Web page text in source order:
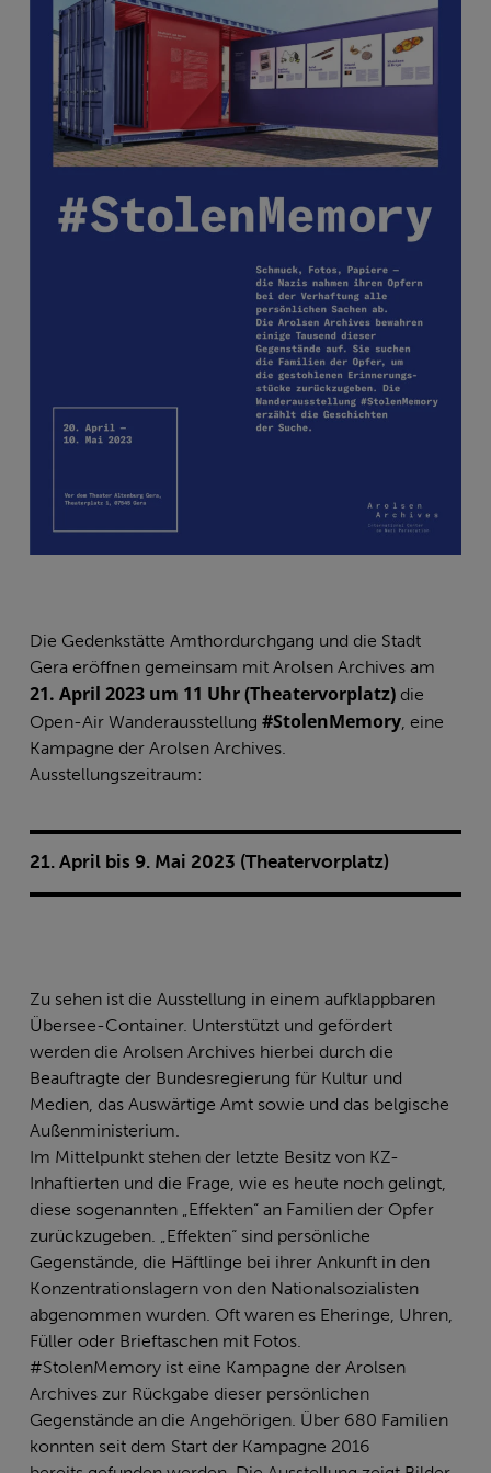
Die Gedenkstätte Amthordurchgang und die Stadt
Gera eröffnen gemeinsam mit Arolsen Archives am
21. April 2023 um 11 Uhr (Theatervorplatz) die
Open-Air Wanderausstellung #StolenMemory, eine
Kampagne der Arolsen Archives.
Ausstellungszeitraum:
21. April bis 9. Mai 2023 (Theatervorplatz)
Zu sehen ist die Ausstellung in einem aufklappbaren
Übersee-Container. Unterstützt und gefördert
werden die Arolsen Archives hierbei durch die
Beauftragte der Bundesregierung für Kultur und
Medien, das Auswärtige Amt sowie und das belgische
Außenministerium.
Im Mittelpunkt stehen der letzte Besitz von KZ-
Inhaftierten und die Frage, wie es heute noch gelingt,
diese sogenannten „Effekten“ an Familien der Opfer
zurückzugeben. „Effekten“ sind persönliche
Gegenstände, die Häftlinge bei ihrer Ankunft in den
Konzentrationslagern von den Nationalsozialisten
abgenommen wurden. Oft waren es Eheringe, Uhren,
Füller oder Brieftaschen mit Fotos.
#StolenMemory ist eine Kampagne der Arolsen
Archives zur Rückgabe dieser persönlichen
Gegenstände an die Angehörigen. Über 680 Familien
konnten seit dem Start der Kampagne 2016